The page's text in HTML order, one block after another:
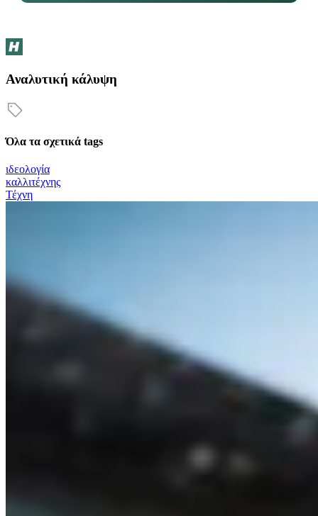
Αναλυτική κάλυψη
Όλα τα σχετικά tags
ιδεολογία
καλλιτέχνης
Τέχνη